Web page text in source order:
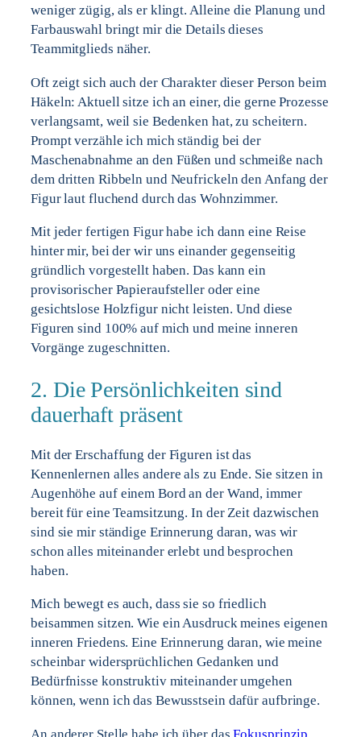
weniger zügig, als er klingt. Alleine die Planung und
Farbauswahl bringt mir die Details dieses
Teammitglieds näher.
Oft zeigt sich auch der Charakter dieser Person beim
Häkeln: Aktuell sitze ich an einer, die gerne Prozesse
verlangsamt, weil sie Bedenken hat, zu scheitern.
Prompt verzähle ich mich ständig bei der
Maschenabnahme an den Füßen und schmeiße nach
dem dritten Ribbeln und Neufrickeln den Anfang der
Figur laut fluchend durch das Wohnzimmer.
Mit jeder fertigen Figur habe ich dann eine Reise
hinter mir, bei der wir uns einander gegenseitig
gründlich vorgestellt haben. Das kann ein
provisorischer Papieraufsteller oder eine
gesichtslose Holzfigur nicht leisten. Und diese
Figuren sind 100% auf mich und meine inneren
Vorgänge zugeschnitten.
2. Die Persönlichkeiten sind
dauerhaft präsent
Mit der Erschaffung der Figuren ist das
Kennenlernen alles andere als zu Ende. Sie sitzen in
Augenhöhe auf einem Bord an der Wand, immer
bereit für eine Teamsitzung. In der Zeit dazwischen
sind sie mir ständige Erinnerung daran, was wir
schon alles miteinander erlebt und besprochen
haben.
Mich bewegt es auch, dass sie so friedlich
beisammen sitzen. Wie ein Ausdruck meines eigenen
inneren Friedens. Eine Erinnerung daran, wie meine
scheinbar widersprüchlichen Gedanken und
Bedürfnisse konstruktiv miteinander umgehen
können, wenn ich das Bewusstsein dafür aufbringe.